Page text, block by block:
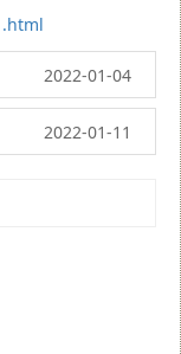
2022-01-04
2022-01-11